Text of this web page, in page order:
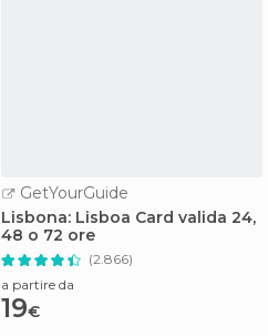
GetYourGuide
Lisbona: Lisboa Card valida 24,
48 o 72 ore
(2.866)
a partire da
19€